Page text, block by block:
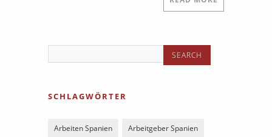
SCHLAGWÖRTER
Arbeiten Spanien Arbeitgeber Spanien